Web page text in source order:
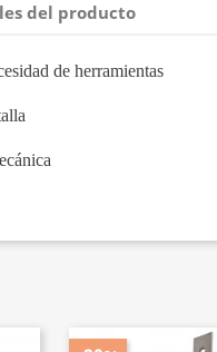
del producto
de herramientas